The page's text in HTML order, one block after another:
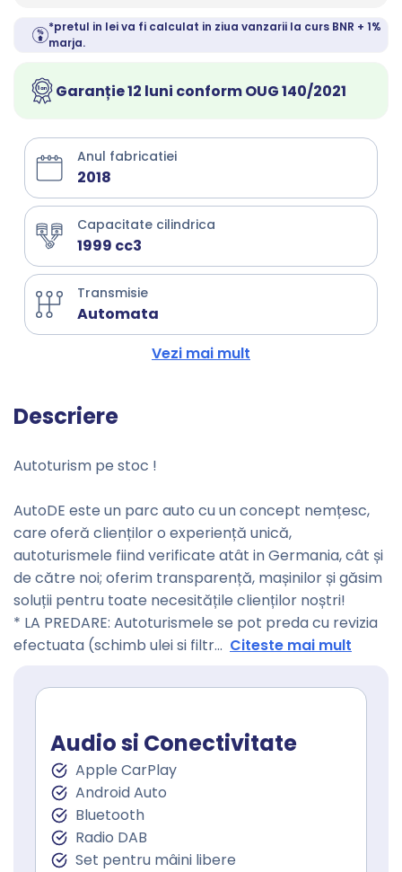
*pretul in lei va fi calculat in ziua vanzarii la curs BNR + 1%
marja.
Garanție 12 luni conform OUG 140/2021
Anul fabricatiei
2018
Capacitate cilindrica
1999 cc3
Transmisie
Automata
Vezi mai mult
Descriere
Autoturism pe stoc !
AutoDE este un parc auto cu un concept nemțesc,
care oferă clienților o experiență unică,
autoturismele fiind verificate atât in Germania, cât și
de către noi; oferim transparență, mașinilor și găsim
soluții pentru toate necesitățile clienților noștri!
* LA PREDARE: Autoturismele se pot preda cu revizia
efectuata (schimb ulei si filtr... Citeste mai mult
Audio si Conectivitate
Apple CarPlay
Android Auto
Bluetooth
Radio DAB
Set pentru mâini libere